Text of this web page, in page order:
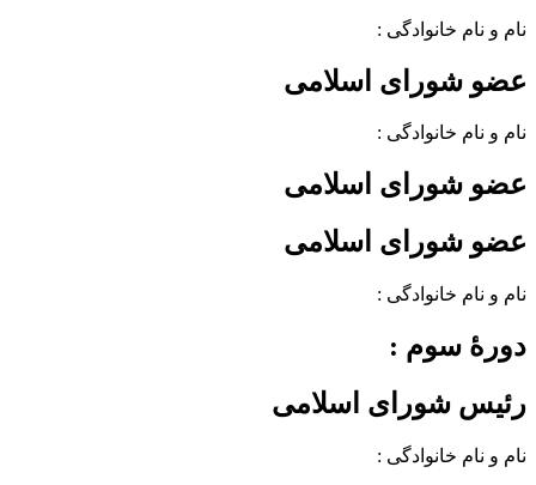
نام و نام خانوادگی :
عضو شورای اسلامی
نام و نام خانوادگی :
عضو شورای اسلامی
عضو شورای اسلامی
نام و نام خانوادگی :
دورهٔ سوم :
رئیس شورای اسلامی
نام و نام خانوادگی :